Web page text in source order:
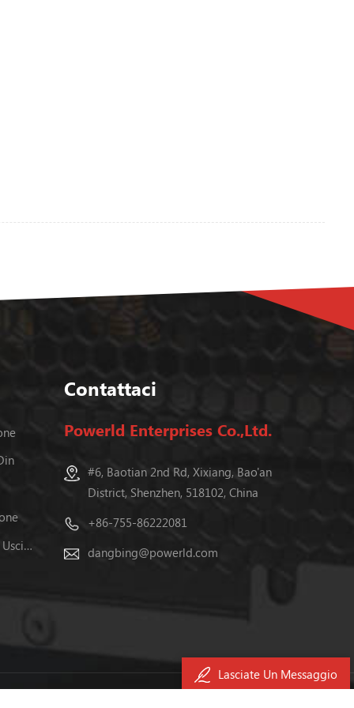
Alimentatore Switching A Doppia Uscita
Contattaci
Powerld Enterprises Co.,Ltd.
#6, Baotian 2nd Rd, Xixiang, Bao'an
District, Shenzhen, 518102, China
+86-755-86222081
dangbing@powerld.com
Lasciate Un Messaggio